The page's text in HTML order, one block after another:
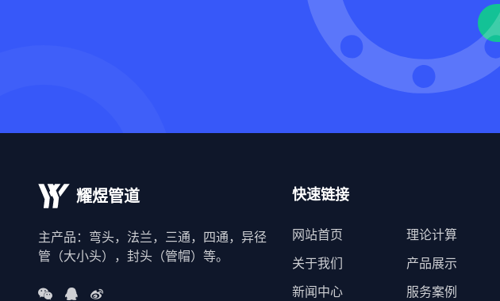
耀煜管道
主产品：弯头，法兰，三通，四通，异径
管（大小头），封头（管帽）等。
快速链接
网站首页
理论计算
关于我们
产品展示
新闻中心
服务案例